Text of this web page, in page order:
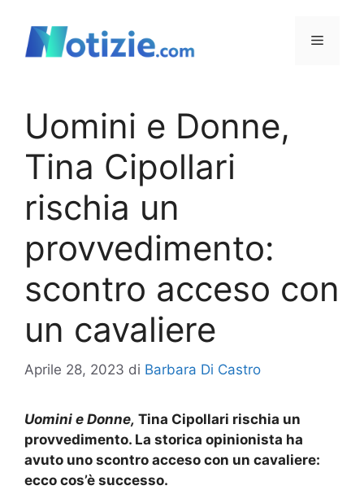
contenuto
Menu
Uomini e Donne,
Tina Cipollari
rischia un
provvedimento:
scontro acceso con
un cavaliere
Aprile 28, 2023 di Barbara Di Castro
Uomini e Donne, Tina Cipollari rischia un
provvedimento. La storica opinionista ha
avuto uno scontro acceso con un cavaliere:
ecco cos’è successo.